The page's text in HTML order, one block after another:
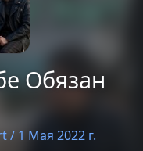
Обязан
/ 1 Мая 2022 г.